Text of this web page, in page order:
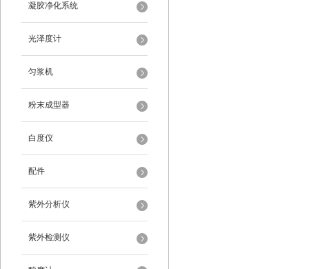
凝胶净化系统
光泽度计
匀浆机
粉末成型器
白度仪
配件
紫外分析仪
紫外检测仪